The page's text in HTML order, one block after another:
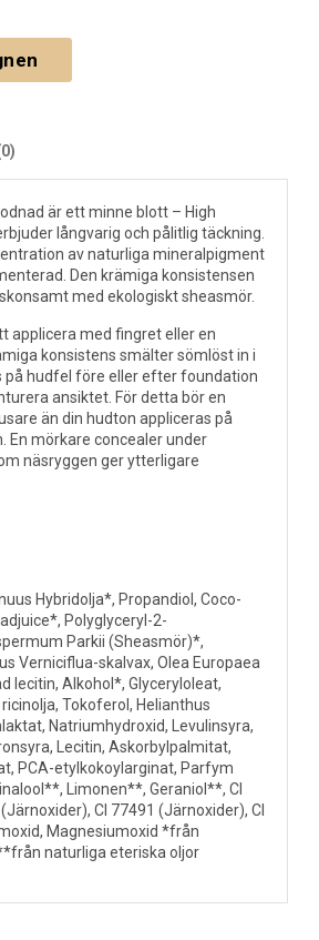
är ett minne blott – High
långvarig och pålitlig täckning.
av naturliga mineralpigment
Den krämiga konsistensen
med ekologiskt sheasmör.
applicera med fingret eller en
konsistens smälter sömlöst in i
på hudfel före eller efter foundation
ansiktet. För detta bör en
än din hudton appliceras på
En mörkare concealer under
näsryggen ger ytterligare
Hybridolja*, Propandiol, Coco-
Polyglyceryl-2-
Parkii (Sheasmör)*,
Verniciflua-skalvax, Olea Europaea
lecitin, Alkohol*, Glyceryloleat,
Tokoferol, Helianthus
Natriumhydroxid, Levulinsyra,
Lecitin, Askorbylpalmitat,
PCA-etylkokoylarginat, Parfym
Limonen**, Geraniol**, CI
CI 77491 (Järnoxider), CI
Magnesiumoxid *från
naturliga eteriska oljor